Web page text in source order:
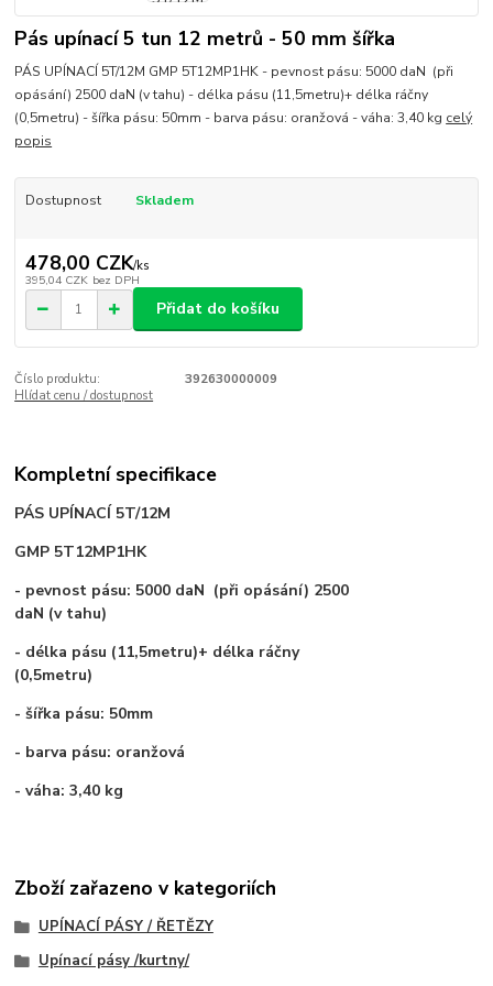
Pás upínací 5 tun 12 metrů - 50 mm šířka
PÁS UPÍNACÍ 5T/12M GMP 5T12MP1HK - pevnost pásu: 5000 daN (při
opásání) 2500 daN (v tahu) - délka pásu (11,5metru)+ délka ráčny
(0,5metru) - šířka pásu: 50mm - barva pásu: oranžová - váha: 3,40 kg celý
popis
Dostupnost Skladem
478,00 CZK/ks
395,04 CZK bez DPH
Přidat do košíku
Číslo produktu:
392630000009
Hlídat cenu / dostupnost
Kompletní specifikace
PÁS UPÍNACÍ 5T/12M
GMP 5T12MP1HK
- pevnost pásu: 5000 daN (při opásání) 2500
daN (v tahu)
- délka pásu (11,5metru)+ délka ráčny
(0,5metru)
- šířka pásu: 50mm
- barva pásu: oranžová
- váha: 3,40 kg
Zboží zařazeno v kategoriích
UPÍNACÍ PÁSY / ŘETĚZY
Upínací pásy /kurtny/